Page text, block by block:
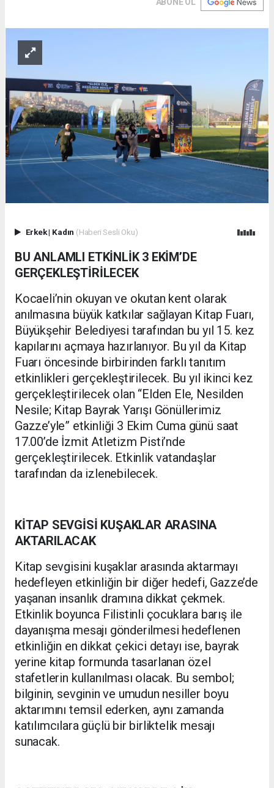
Erkek| Kadın (Haberi Sesli Oku)
BU ANLAMLI ETKİNLİK 3 EKİM’DE
GERÇEKLEŞTİRİLECEK
Kocaeli’nin okuyan ve okutan kent olarak
anılmasına büyük katkılar sağlayan Kitap Fuarı,
Büyükşehir Belediyesi tarafından bu yıl 15. kez
kapılarını açmaya hazırlanıyor. Bu yıl da Kitap
Fuarı öncesinde birbirinden farklı tanıtım
etkinlikleri gerçekleştirilecek. Bu yıl ikinci kez
gerçekleştirilecek olan “Elden Ele, Nesilden
Nesile; Kitap Bayrak Yarışı Gönüllerimiz
Gazze’yle” etkinliği 3 Ekim Cuma günü saat
17.00’de İzmit Atletizm Pisti’nde
gerçekleştirilecek. Etkinlik vatandaşlar
tarafından da izlenebilecek.
KİTAP SEVGİSİ KUŞAKLAR ARASINA
AKTARILACAK
Kitap sevgisini kuşaklar arasında aktarmayı
hedefleyen etkinliğin bir diğer hedefi, Gazze’de
yaşanan insanlık dramına dikkat çekmek.
Etkinlik boyunca Filistinli çocuklara barış ile
dayanışma mesajı gönderilmesi hedeflenen
etkinliğin en dikkat çekici detayı ise, bayrak
yerine kitap formunda tasarlanan özel
stafetlerin kullanılması olacak. Bu sembol;
bilginin, sevginin ve umudun nesiller boyu
aktarımını temsil ederken, aynı zamanda
katılımcılara güçlü bir birliktelik mesajı
sunacak.